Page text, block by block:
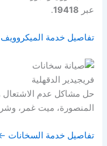
عبر 19418
.
تفاصيل خدمة
حل مشاكل عدم
المنصورة، ميت غمر،
تفاصيل خدمة السخانات